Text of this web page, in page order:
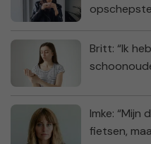
Britt: “Ik
Imke:
fietsen,